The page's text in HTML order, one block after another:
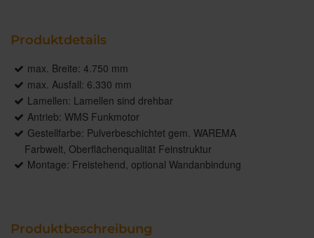
Produktdetails
max. Breite: 4.750 mm
max. Ausfall: 6.330 mm
Lamellen: Lamellen sind drehbar
Antrieb: WMS Funkmotor
Gestellfarbe: Pulverbeschichtet gem. WAREMA
Farbwelt, Oberflächenqualität Feinstruktur
Montage: Freistehend, optional Wandanbindung
Produktbeschreibung